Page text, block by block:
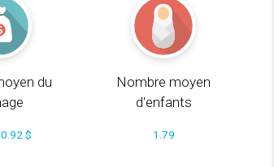
du
$
Nombre moyen
d'enfants
1.79